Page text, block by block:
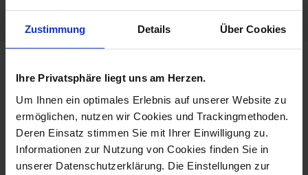
Zustimmung Details Über Cookies
Ihre Privatsphäre liegt uns am Herzen.
Um Ihnen ein optimales Erlebnis auf unserer Website zu
ermöglichen, nutzen wir Cookies und Trackingmethoden.
Deren Einsatz stimmen Sie mit Ihrer Einwilligung zu.
Informationen zur Nutzung von Cookies finden Sie in
unserer Datenschutzerklärung. Die Einstellungen zur
masterworks collection